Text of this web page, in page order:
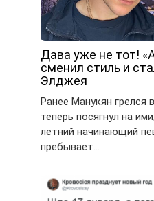
Дава уже не тот!
сменил стиль и
Элджея
Ранее Манукян грелся
теперь посягнул на
летний начинающий
пребывает…